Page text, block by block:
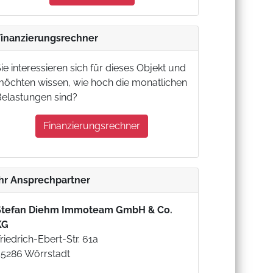
interessieren sich für dieses Objekt und
wissen, wie hoch die monatlichen
sind?
Finanzierungsrechner
Ansprechpartner
Diehm Immoteam GmbH & Co.
Ebert-Str. 61a
Wörrstadt